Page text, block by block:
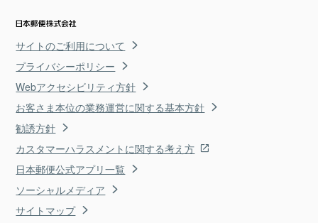
サイトのご利用について
プライバシーポリシー
Webアクセシビリティ方針
お客さま本位の業務運営に関する基本方針
勧誘方針
カスタマーハラスメントに関する考え方
日本郵便公式アプリ一覧
ソーシャルメディア
サイトマップ